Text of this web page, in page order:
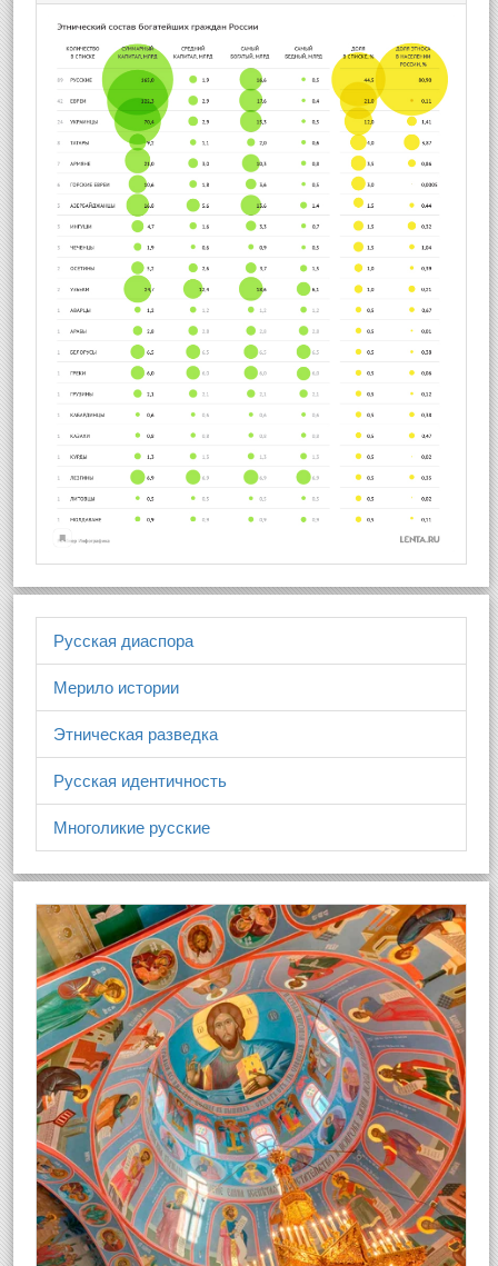
Русская диаспора
Мерило истории
Этническая разведка
Русская идентичность
Многоликие русские